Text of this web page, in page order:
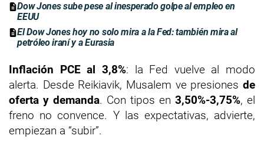
Dow Jones sube pese al inesperado golpe al empleo en
EEUU
El Dow Jones hoy no solo mira a la Fed: también mira al
petróleo iraní y a Eurasia
Inflación PCE al 3,8%: la Fed vuelve al modo
alerta. Desde Reikiavik, Musalem ve presiones de
oferta y demanda. Con tipos en 3,50%-3,75%, el
freno no convence. Y las expectativas, advierte,
empiezan a “subir”.